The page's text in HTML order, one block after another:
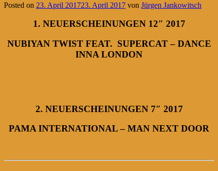
Posted on 23. April 201723. April 2017 von Jürgen Jankowitsch
1. NEUERSCHEINUNGEN 12″ 2017
NUBIYAN TWIST FEAT. SUPERCAT – DANCE
INNA LONDON
2. NEUERSCHEINUNGEN 7″ 2017
PAMA INTERNATIONAL – MAN NEXT DOOR